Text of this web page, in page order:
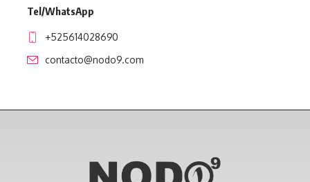
Tel/WhatsApp
+525614028690
contacto@nodo9.com